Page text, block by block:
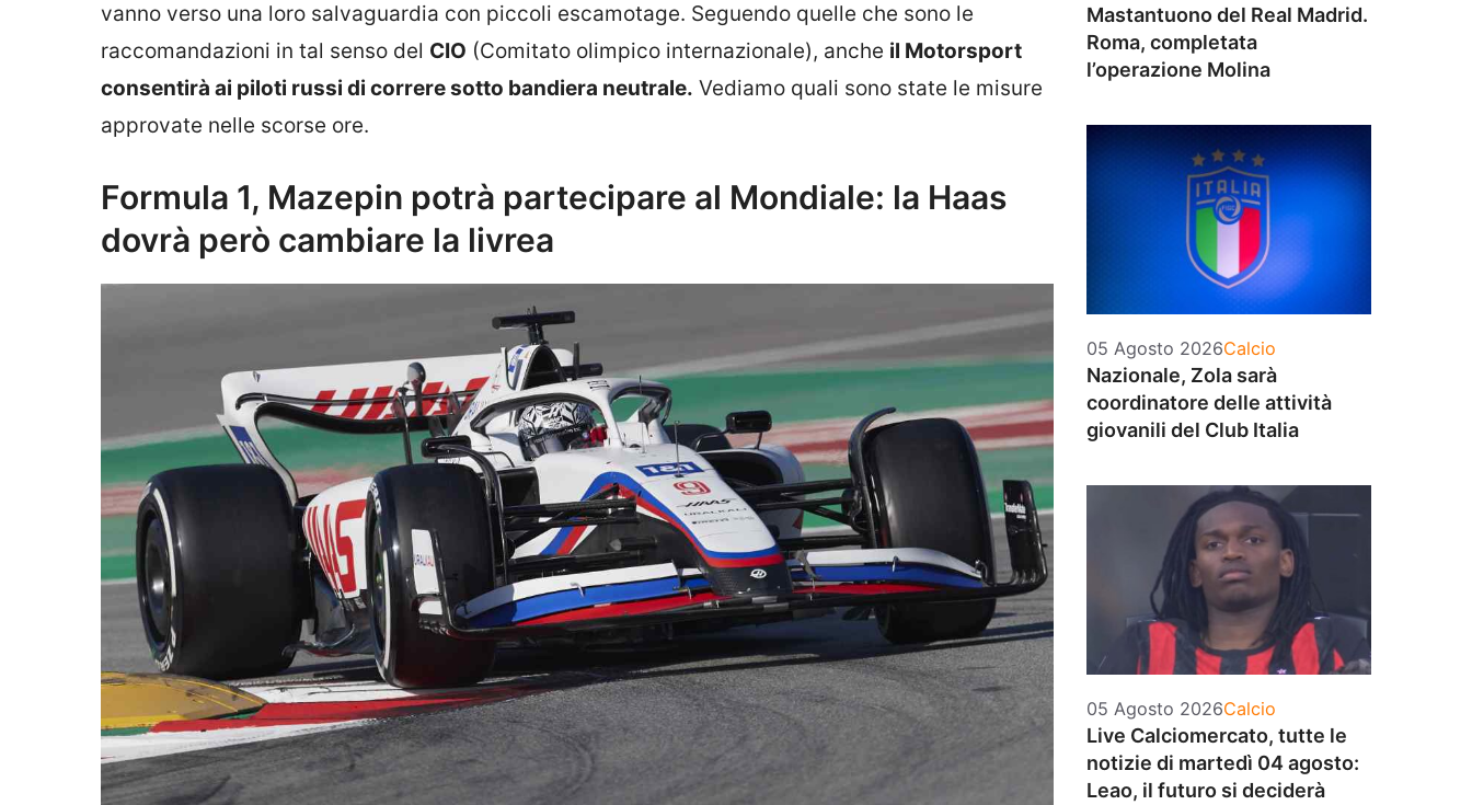
vanno verso una loro salvaguardia con piccoli escamotage. Seguendo quelle che sono le
raccomandazioni in tal senso del CIO (Comitato olimpico internazionale), anche il Motorsport
consentirà ai piloti russi di correre sotto bandiera neutrale. Vediamo quali sono state le misure
approvate nelle scorse ore.
Formula 1, Mazepin potrà partecipare al Mondiale: la Haas
dovrà però cambiare la livrea
Mastantuono del Real Madrid.
Roma, completata
l’operazione Molina
05 Agosto 2026Categorie
Calcio
Nazionale, Zola sarà
coordinatore delle attività
giovanili del Club Italia
05 Agosto 2026Categorie
Calcio
Live Calciomercato, tutte le
notizie di martedì 04 agosto:
Leao, il futuro si deciderà